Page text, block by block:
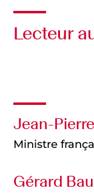
Lecteur
Jean-
Ministre
Gérard